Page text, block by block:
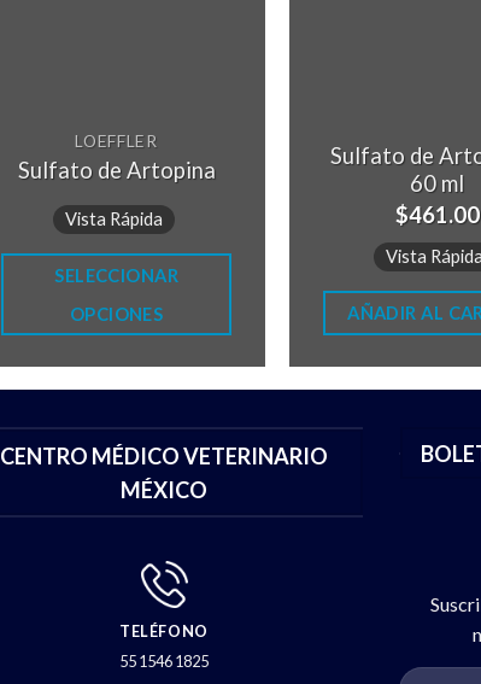
LOEFFLER
Sulfato de Artopina
Vista Rápida
SELECCIONAR
OPCIONES
Sulfato de
60 ml
$461.00
Vista Rápida
AÑADIR AL
CENTRO MÉDICO VETERINARIO
MÉXICO
TELÉFONO
55 1546 1825